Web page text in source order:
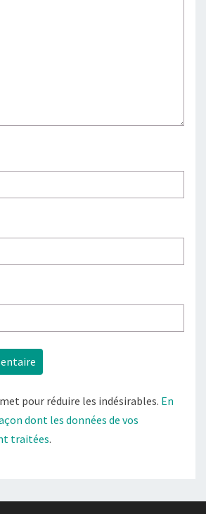
pour réduire les indésirables. En
dont les données de vos
traitées.